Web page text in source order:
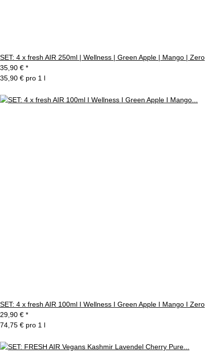
SET: 4 x fresh AIR 250ml | Wellness | Green Apple | Mango | Zero
35,90 € *
35,90 € pro 1 l
SET: 4 x fresh AIR 100ml I Wellness I Green Apple I Mango I Zero
29,90 € *
74,75 € pro 1 l